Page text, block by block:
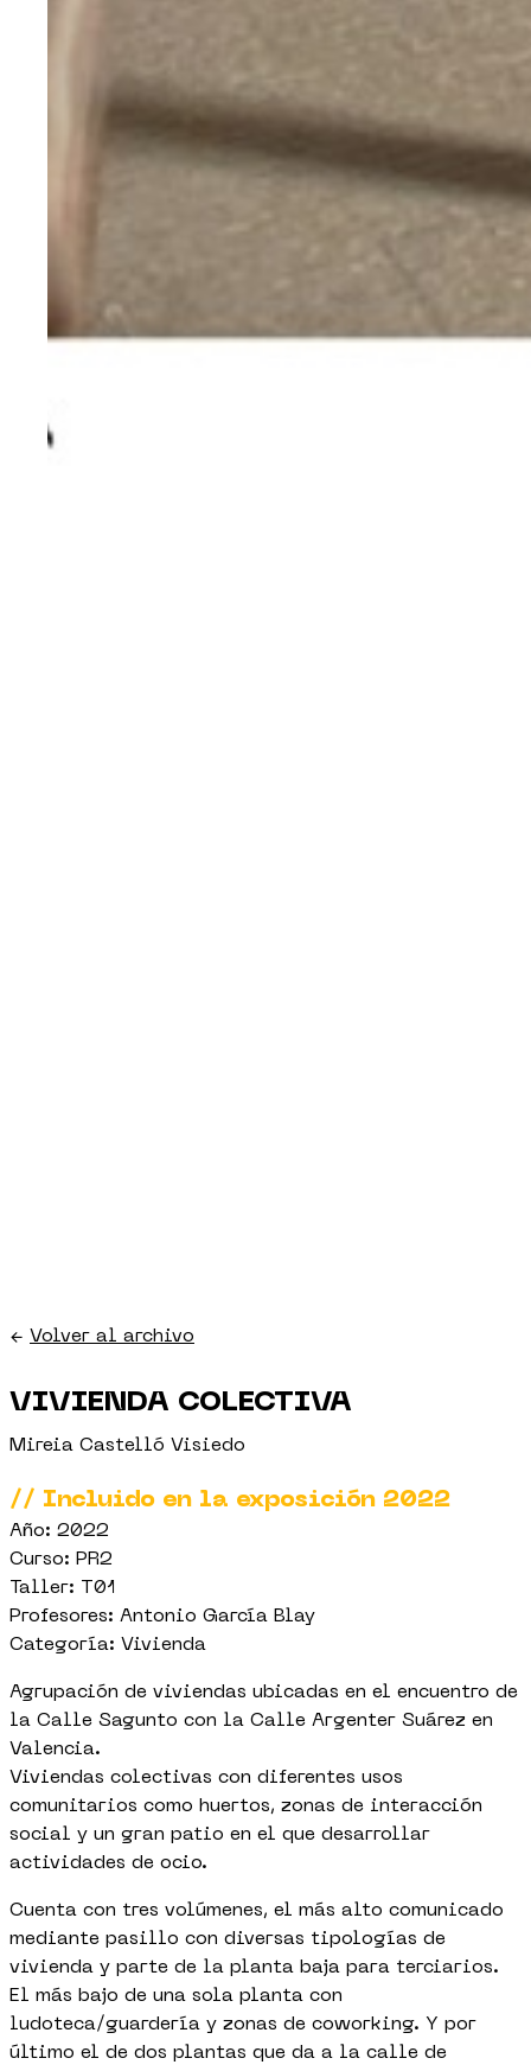
← Volver al archivo
VIVIENDA COLECTIVA
Mireia Castelló Visiedo
// Incluido en la exposición 2022
Año: 2022
Curso: PR2
Taller: T01
Profesores: Antonio García Blay
Categoría: Vivienda
Agrupación de viviendas ubicadas en el encuentro de
la Calle Sagunto con la Calle Argenter Suárez en
Valencia.
Viviendas colectivas con diferentes usos
comunitarios como huertos, zonas de interacción
social y un gran patio en el que desarrollar
actividades de ocio.
Cuenta con tres volúmenes, el más alto comunicado
mediante pasillo con diversas tipologías de
vivienda y parte de la planta baja para terciarios.
El más bajo de una sola planta con
ludoteca/guardería y zonas de coworking. Y por
último el de dos plantas que da a la calle de